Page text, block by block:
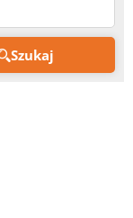
Szukaj